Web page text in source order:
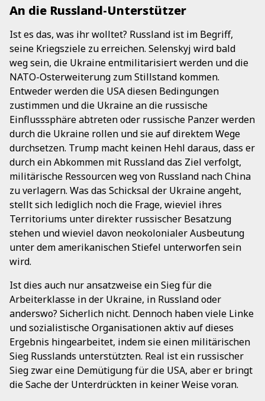
An die Russland-Unterstützer
Ist es das, was ihr wolltet? Russland ist im Begriff,
seine Kriegsziele zu erreichen. Selenskyj wird bald
weg sein, die Ukraine entmilitarisiert werden und die
NATO-Osterweiterung zum Stillstand kommen.
Entweder werden die USA diesen Bedingungen
zustimmen und die Ukraine an die russische
Einflusssphäre abtreten oder russische Panzer werden
durch die Ukraine rollen und sie auf direktem Wege
durchsetzen. Trump macht keinen Hehl daraus, dass er
durch ein Abkommen mit Russland das Ziel verfolgt,
militärische Ressourcen weg von Russland nach China
zu verlagern. Was das Schicksal der Ukraine angeht,
stellt sich lediglich noch die Frage, wieviel ihres
Territoriums unter direkter russischer Besatzung
stehen und wieviel davon neokolonialer Ausbeutung
unter dem amerikanischen Stiefel unterworfen sein
wird.
Ist dies auch nur ansatzweise ein Sieg für die
Arbeiterklasse in der Ukraine, in Russland oder
anderswo? Sicherlich nicht. Dennoch haben viele Linke
und sozialistische Organisationen aktiv auf dieses
Ergebnis hingearbeitet, indem sie einen militärischen
Sieg Russlands unterstützten. Real ist ein russischer
Sieg zwar eine Demütigung für die USA, aber er bringt
die Sache der Unterdrückten in keiner Weise voran.